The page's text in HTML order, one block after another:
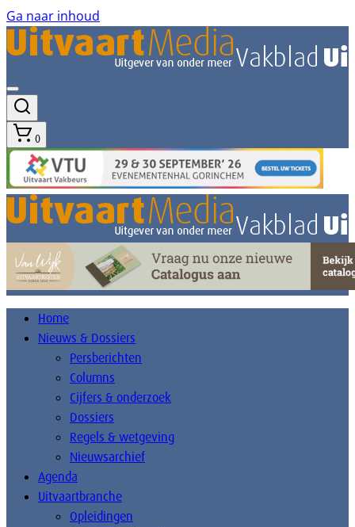
Ga naar inhoud
0
Home
Nieuws & Dossiers
Persberichten
Columns
Cijfers & onderzoek
Dossiers
Regels & wetgeving
Nieuwsarchief
Agenda
Uitvaartbranche
Opleidingen